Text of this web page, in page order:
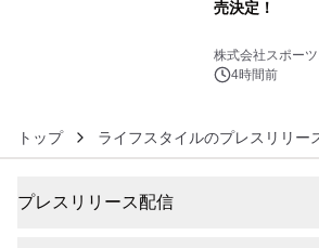
売決定！
株式会社スポー
4時間前
トップ ライフスタイルのプレスリリー
プレスリリース配信